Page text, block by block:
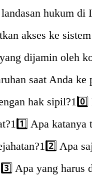
hukum di
akses ke
dijamin oleh
saat Anda ke
hak
Apa
Apa
Apa yang harus